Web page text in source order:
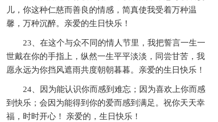
儿，你这种仁慈而善良的情感，简真使我受着万种温
馨，万种沉醉。亲爱的生日快乐！
23、在这个与众不同的情人节里，我把誓言一生一
世戴在你的手指上，纵然一生平平淡淡，同尝甘苦，我
愿永远为你挡风遮雨共度朝朝暮暮。亲爱的生日快乐！
24、因为能认识你而感到难忘；因为喜欢上你而感
到快乐；会因为能得到你的爱而感到满足。祝你天天幸
福，时时开心！ 亲爱的，生日快乐！